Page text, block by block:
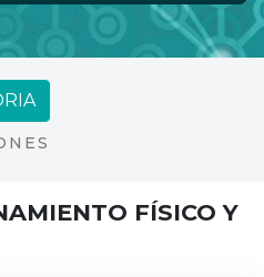
FÍSICO Y